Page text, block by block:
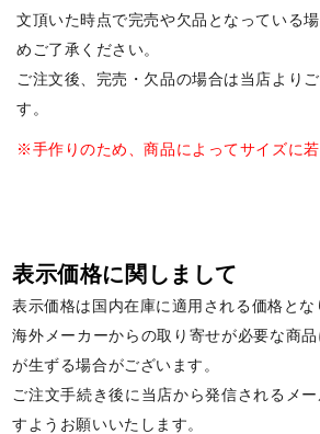
文頂いた時点で完売や欠品となっている
めご了承ください。
ご注文後、完売・欠品の場合は当店より
す。
※手作りのため、商品によってサイズに若
表示価格に関しまして
表示価格は国内在庫に適用される価格とな
海外メーカーからの取り寄せが必要な商
が生ずる場合がございます。
ご注文手続き後に当店から発信されるメ
すようお願いいたします。